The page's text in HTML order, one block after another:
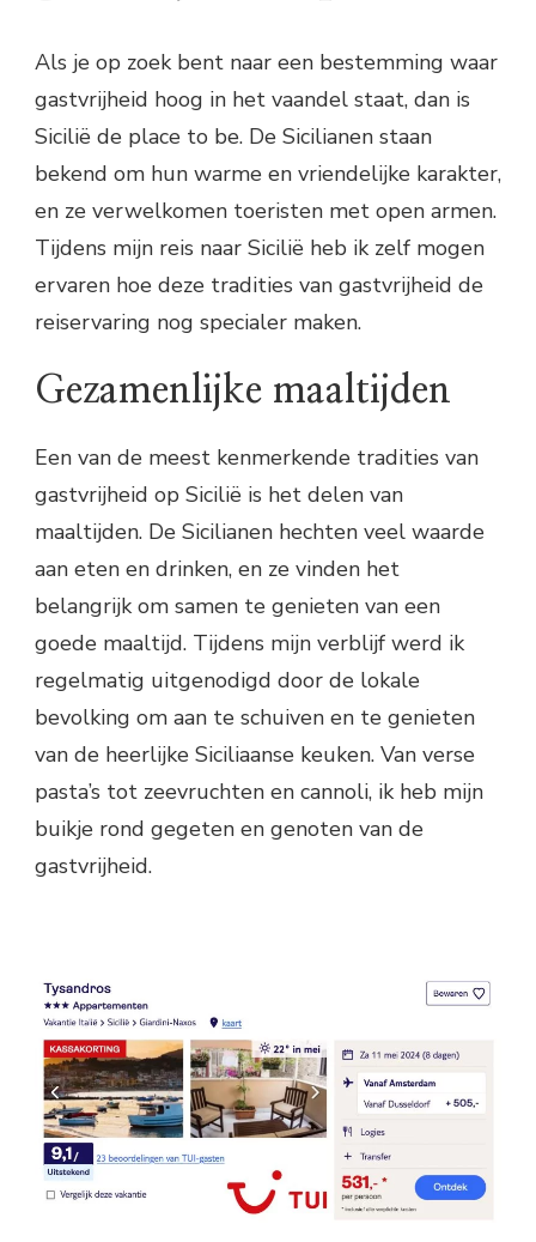
Als je op zoek bent naar een bestemming waar
gastvrijheid hoog in het vaandel staat, dan is
Sicilië de place to be. De Sicilianen staan
bekend om hun warme en vriendelijke karakter,
en ze verwelkomen toeristen met open armen.
Tijdens mijn reis naar Sicilië heb ik zelf mogen
ervaren hoe deze tradities van gastvrijheid de
reiservaring nog specialer maken.
Gezamenlijke maaltijden
Een van de meest kenmerkende tradities van
gastvrijheid op Sicilië is het delen van
maaltijden. De Sicilianen hechten veel waarde
aan eten en drinken, en ze vinden het
belangrijk om samen te genieten van een
goede maaltijd. Tijdens mijn verblijf werd ik
regelmatig uitgenodigd door de lokale
bevolking om aan te schuiven en te genieten
van de heerlijke Siciliaanse keuken. Van verse
pasta’s tot zeevruchten en cannoli, ik heb mijn
buikje rond gegeten en genoten van de
gastvrijheid.